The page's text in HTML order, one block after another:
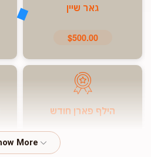
גאר שיין
$500.00
הילף פארן חודש